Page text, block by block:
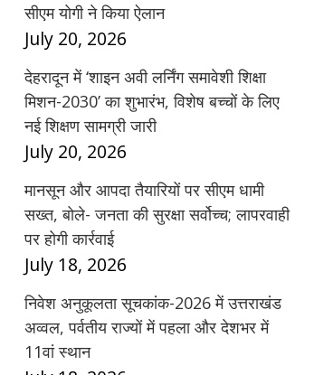
सीएम योगी ने किया ऐलान
July 20, 2026
देहरादून में ‘शाइन अवी लर्निंग समावेशी शिक्षा
मिशन-2030’ का शुभारंभ, विशेष बच्चों के लिए
नई शिक्षण सामग्री जारी
July 20, 2026
मानसून और आपदा तैयारियों पर सीएम धामी
सख्त, बोले- जनता की सुरक्षा सर्वोच्च; लापरवाही
पर होगी कार्रवाई
July 18, 2026
निवेश अनुकूलता सूचकांक-2026 में उत्तराखंड
अव्वल, पर्वतीय राज्यों में पहला और देशभर में
11वां स्थान